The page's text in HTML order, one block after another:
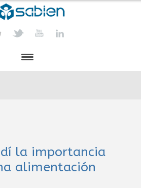
la importancia
alimentación